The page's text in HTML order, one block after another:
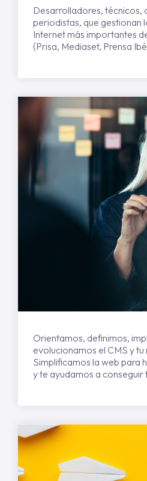
Desarrolladores, técnicos,
periodistas, que gestionan
Internet más importantes
(Prisa, Mediaset, Prensa
Orientamos, definimos,
evolucionamos el CMS y
Simplificamos la web para
y te ayudamos a conseguir